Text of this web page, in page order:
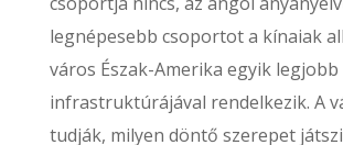
legnépesebb csoportot a kínaiak
város Észak-Amerika egyik
infrastruktúrájával rendelkezik. A
tudják, milyen döntő szerepet